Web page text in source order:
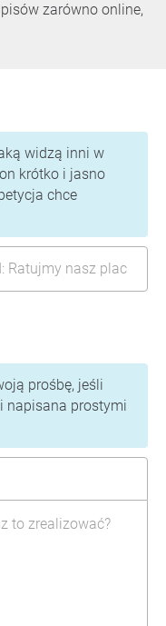
zarówno online,
widzą inni w
krótko i jasno
chce
prośbę, jeśli
napisana prostymi